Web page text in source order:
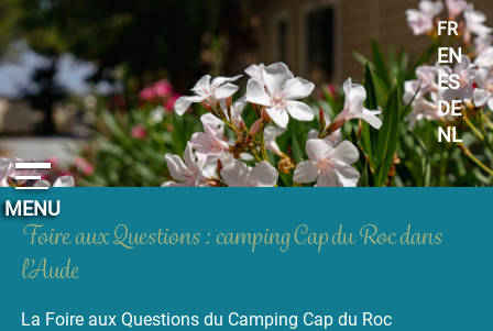
MENU
FR
EN
ES
DE
NL
Foire aux Questions : camping Cap du Roc dans
l’Aude
La Foire aux Questions du Camping Cap du Roc
Panneau de gestion des cookies